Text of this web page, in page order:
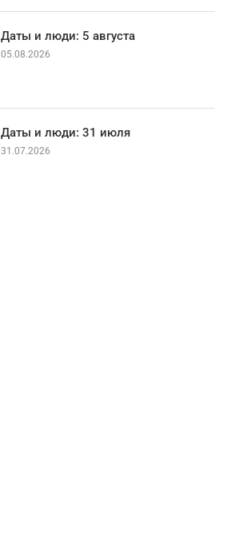
Даты и люди: 5 августа
05.08.2026
Даты и люди: 31 июля
31.07.2026